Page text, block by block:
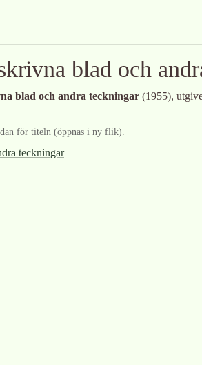
blad och
blad och andra teckningar (1955),
för titeln (öppnas i ny flik).
teckningar